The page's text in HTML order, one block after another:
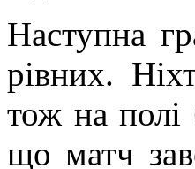
Наступна
рівних.
тож на полі
що матч